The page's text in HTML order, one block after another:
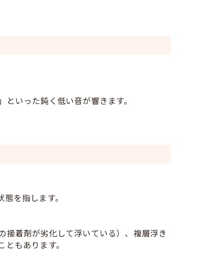
いった鈍く低い音が響きます。
を指します。
着剤が劣化して浮いている）、複層浮き
もあります。